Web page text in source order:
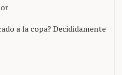
a la copa? Decididamente